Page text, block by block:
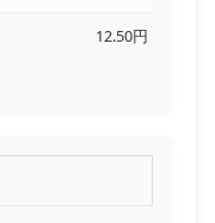
12.50円